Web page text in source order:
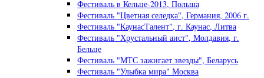
Фестиваль в Кельце-2013, Польша
Фестиваль "Цветная селедка", Германия, 2006 г.
Фестиваль "КаунасТалент", г. Каунас, Литва
Фестиваль "Хрустальный аист", Молдавия, г.
Бельце
Фестиваль "МТС зажигает звезды", Беларусь
Фестиваль "Улыбка мира" Москва